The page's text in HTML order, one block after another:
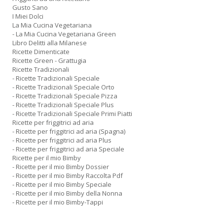
Gusto Sano
I Miei Dolci
La Mia Cucina Vegetariana
- La Mia Cucina Vegetariana Green
Libro Delitti alla Milanese
Ricette Dimenticate
Ricette Green - Grattugia
Ricette Tradizionali
- Ricette Tradizionali Speciale
- Ricette Tradizionali Speciale Orto
- Ricette Tradizionali Speciale Pizza
- Ricette Tradizionali Speciale Plus
- Ricette Tradizionali Speciale Primi Piatti
Ricette per friggitrici ad aria
- Ricette per friggitrici ad aria (Spagna)
- Ricette per friggitrici ad aria Plus
- Ricette per friggitrici ad aria Speciale
Ricette per il mio Bimby
- Ricette per il mio Bimby Dossier
- Ricette per il mio Bimby Raccolta Pdf
- Ricette per il mio Bimby Speciale
- Ricette per il mio Bimby della Nonna
- Ricette per il mio Bimby-Tappi